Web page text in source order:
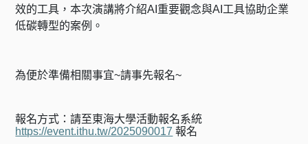
效的工具，本次演講將介紹AI重要觀念與AI工具協助企業
低碳轉型的案例。
為便於準備相關事宜~請事先報名~
報名方式：請至東海大學活動報名系統
https://event.ithu.tw/2025090017 報名